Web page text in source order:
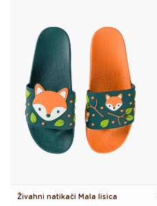
Živahni natikači Mala lisica